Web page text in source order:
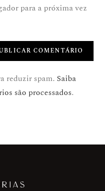
para a próxima vez
reduzir spam. Saiba
são processados.